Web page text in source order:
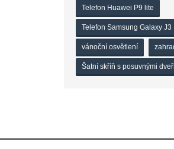
Telefon Huawei P9 lite
Telefon Samsung Galaxy J3
vánoční osvětlení
Šatní skříň s posuvnými